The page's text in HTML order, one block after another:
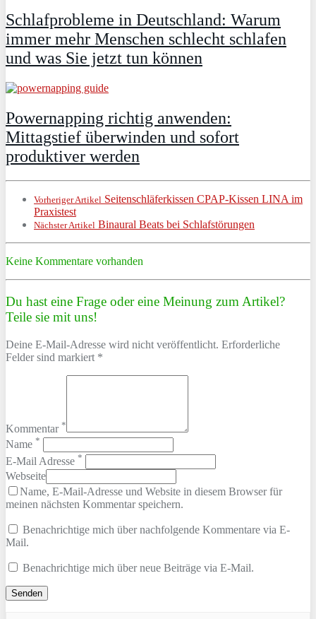
Schlafprobleme in Deutschland: Warum
immer mehr Menschen schlecht schlafen
und was Sie jetzt tun können
Powernapping richtig anwenden:
Mittagstief überwinden und sofort
produktiver werden
Vorheriger Artikel Seitenschläferkissen CPAP-Kissen LINA im
Praxistest
Nächster Artikel Binaural Beats bei Schlafstörungen
Keine Kommentare vorhanden
Du hast eine Frage oder eine Meinung zum Artikel?
Teile sie mit uns!
Deine E-Mail-Adresse wird nicht veröffentlicht. Erforderliche
Felder sind markiert *
Kommentar *
Name *
E-Mail Adresse *
Webseite
Name, E-Mail-Adresse und Website in diesem Browser für
meinen nächsten Kommentar speichern.
Benachrichtige mich über nachfolgende Kommentare via E-
Mail.
Benachrichtige mich über neue Beiträge via E-Mail.